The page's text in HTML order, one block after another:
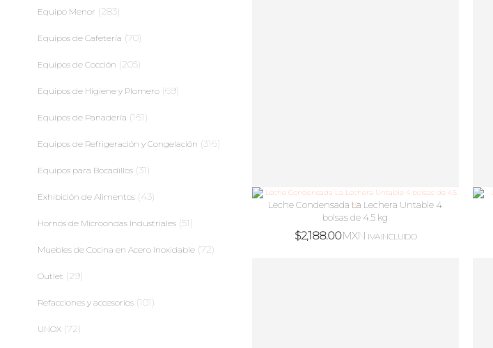
Equipo Menor (283)
Equipos de Cafetería (70)
Equipos de Cocción (205)
Equipos de Higiene y Plomero (69)
Equipos de Panadería (161)
Equipos de Refrigeración y Congelación (316)
Equipos para Bocadillos (31)
Exhibición de Alimentos (43)
Hornos de Microondas Industriales (51)
Muebles de Cocina en Acero Inoxidable (72)
Outlet (29)
Refacciones y accesorios (101)
UNOX (72)
Leche Condensada La Lechera Untable 4
bolsas de 4.5 kg
$2,188.00MXN IVA INCLUIDO